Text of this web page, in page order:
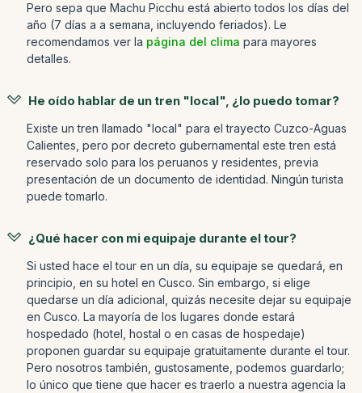
Pero sepa que Machu Picchu está abierto todos los días del
año (7 días a a semana, incluyendo feriados). Le
recomendamos ver la página del clima para mayores
detalles.
He oído hablar de un tren "local", ¿lo puedo tomar?
Existe un tren llamado "local" para el trayecto Cuzco-Aguas
Calientes, pero por decreto gubernamental este tren está
reservado solo para los peruanos y residentes, previa
presentación de un documento de identidad. Ningún turista
puede tomarlo.
¿Qué hacer con mi equipaje durante el tour?
Si usted hace el tour en un día, su equipaje se quedará, en
principio, en su hotel en Cusco. Sin embargo, si elige
quedarse un día adicional, quizás necesite dejar su equipaje
en Cusco. La mayoría de los lugares donde estará
hospedado (hotel, hostal o en casas de hospedaje)
proponen guardar su equipaje gratuitamente durante el tour.
Pero nosotros también, gustosamente, podemos guardarlo;
lo único que tiene que hacer es traerlo a nuestra agencia la